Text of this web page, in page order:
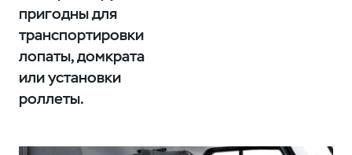
пригодны для
транспортировки
лопаты, домкрата
или установки
роллеты.